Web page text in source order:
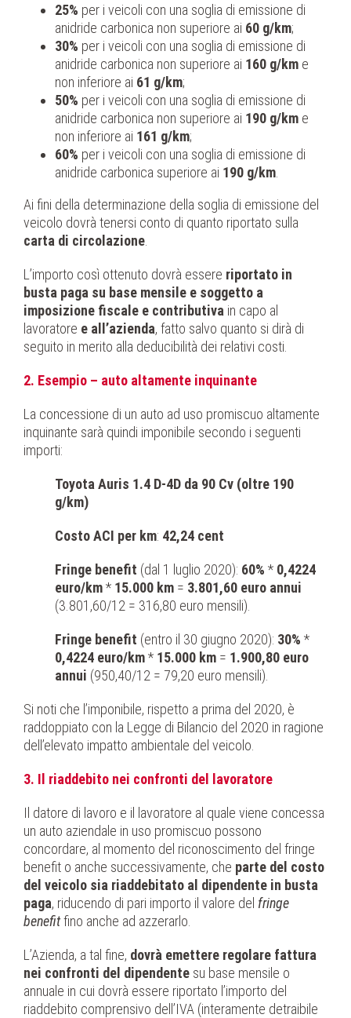
25% per i veicoli con una soglia di emissione di
anidride carbonica non superiore ai 60 g/km;
30% per i veicoli con una soglia di emissione di
anidride carbonica non superiore ai 160 g/km e
non inferiore ai 61 g/km;
50% per i veicoli con una soglia di emissione di
anidride carbonica non superiore ai 190 g/km e
non inferiore ai 161 g/km;
60% per i veicoli con una soglia di emissione di
anidride carbonica superiore ai 190 g/km
Ai fini della determinazione della soglia di emissione del
veicolo dovrà tenersi conto di quanto riportato sulla
carta di circolazione
L’importo così ottenuto dovrà essere riportato in
busta paga su base mensile e soggetto a
imposizione fiscale e contributiva in capo al
lavoratore e all’azienda, fatto salvo quanto si dirà di
seguito in merito alla deducibilità dei relativi costi.
2. Esempio – auto altamente inquinante
La concessione di un auto ad uso promiscuo altamente
inquinante sarà quindi imponibile secondo i seguenti
importi:
Toyota Auris 1.4 D-4D da 90 Cv (oltre 190
g/km)
Costo ACI per km: 42,24 cent
Fringe benefit (dal 1 luglio 2020): 60% * 0,4224
euro/km* 15.000 km = 3.801,60 euro annui
(3.801,60/12 = 316,80 euro mensili).
Fringe benefit (entro il 30 giugno 2020): 30% *
0,4224 euro/km* 15.000 km = 1.900,80 euro
annui (950,40/12 = 79,20 euro mensili).
Si noti che l’imponibile, rispetto a prima del 2020, è
raddoppiato con la Legge di Bilancio del 2020 in ragione
dell’elevato impatto ambientale del veicolo.
3. Il riaddebito nei confronti del lavoratore
Il datore di lavoro e il lavoratore al quale viene concessa
un auto aziendale in uso promiscuo possono
concordare, al momento del riconoscimento del fringe
benefit o anche successivamente, che parte del costo
del veicolo sia riaddebitato al dipendente in busta
paga, riducendo di pari importo il valore del fringe
benefitfino anche ad azzerarlo.
L’Azienda, a tal fine, dovrà emettere regolare fattura
nei confronti del dipendente su base mensile o
annuale in cui dovrà essere riportato l’importo del
riaddebito comprensivo dell’IVA (interamente detraibile